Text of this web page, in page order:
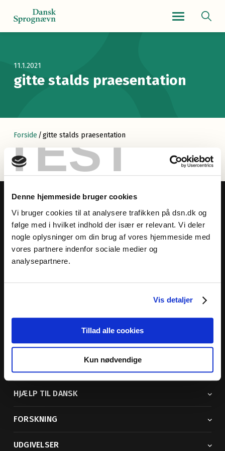
TEST
Denne hjemmeside bruger cookies
Vi bruger cookies til at analysere trafikken på dsn.dk og
følge med i hvilket indhold der især er relevant. Vi deler
nogle oplysninger om din brug af vores hjemmeside med
vores partnere indenfor sociale medier og
analysepartnere.
Vis detaljer
Tillad alle cookies
Kun nødvendige
Navigationsmenu
11.1.2021
gitte stalds praesentation
Forside /gitte stalds praesentation
Dansk Sprognævn
Adelgade 119 B
5400 Bogense
· adm@dsn.dk
HJÆLP TIL DANSK
FORSKNING
UDGIVELSER